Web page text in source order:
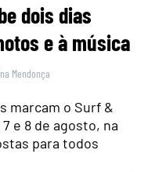
dois dias
e à música
Mendonça
marcam o Surf &
e 8 de agosto, na
para todos